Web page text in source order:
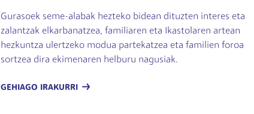
Gurasoek seme-alabak hezteko bidean dituzten interes eta
zalantzak elkarbanatzea, familiaren eta Ikastolaren artean
hezkuntza ulertzeko modua partekatzea eta familien foroa
sortzea dira ekimenaren helburu nagusiak.
GEHIAGO IRAKURRI